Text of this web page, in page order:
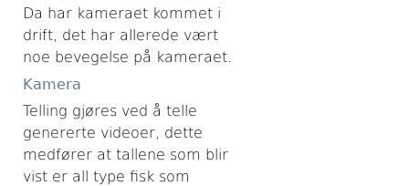
Da har kameraet kommet i
drift, det har allerede vært
noe bevegelse på kameraet.
Kamera
Telling gjøres ved å telle
genererte videoer, dette
medfører at tallene som blir
vist er all type fisk som